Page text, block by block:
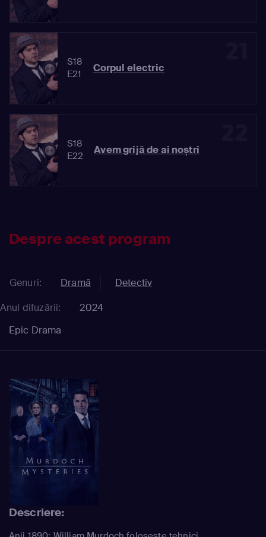
S18
E21
Corpul electric
S18
E22
Avem grijă de ai noștri
Despre acest program
Genuri: Dramă
Detectiv
Anul difuzării:
2024
Epic Drama
Descriere: